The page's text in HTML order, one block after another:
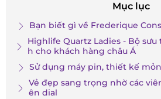
Mục lục
Bạn biết gì về Frederique
Highlife Quartz Ladies - Bộ
h cho khách hàng châu Á
Sử dụng máy pin, thiết kế
Vẻ đẹp sang trọng nhờ các
ên dial